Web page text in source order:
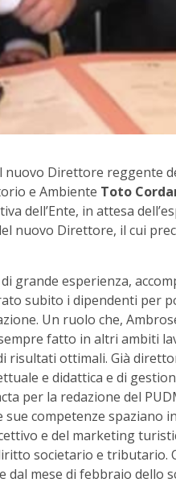
nuovo Direttore reggente
e Ambiente Toto
dell’Ente, in attesa
nuovo Direttore, il cui
grande esperienza,
subito i dipendenti per
Un ruolo che,
fatto in altri ambiti
ottimali. Già
e didattica e di
per la redazione del
sue competenze
e del marketing
societario e tributario.
mese di febbraio dello